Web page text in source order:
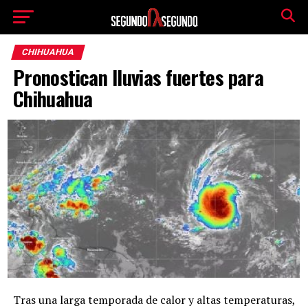
CHIHUAHUA
Pronostican lluvias fuertes para
Chihuahua
Tras una larga temporada de calor y altas temperaturas,